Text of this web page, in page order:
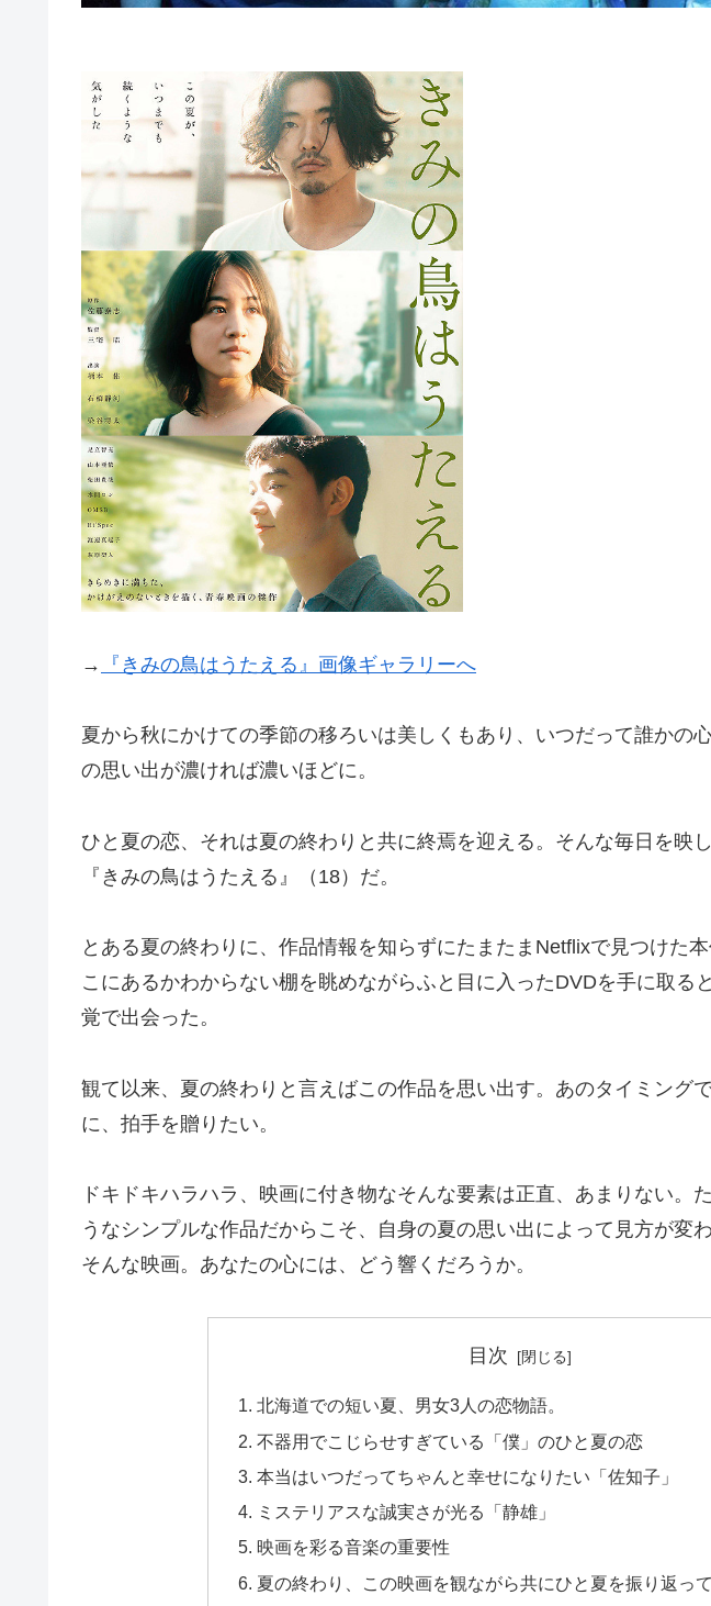
→ 『きみの鳥はうたえる』画像ギャラリーへ
夏から秋にかけての季節の移ろいは美しくもあり、いつだって誰かの
の思い出が濃ければ濃いほどに。
ひと夏の恋、それは夏の終わりと共に終焉を迎える。そんな毎日を映
『きみの鳥はうたえる』（18）だ。
とある夏の終わりに、作品情報を知らずにたまたまNetflixで見つけた
こにあるかわからない棚を眺めながらふと目に入ったDVDを手に取る
覚で出会った。
観て以来、夏の終わりと言えばこの作品を思い出す。あのタイミング
に、拍手を贈りたい。
ドキドキハラハラ、映画に付き物なそんな要素は正直、あまりない。
うなシンプルな作品だからこそ、自身の夏の思い出によって見方が変
そんな映画。あなたの心には、どう響くだろうか。
目次
北海道での短い夏、男女3人の恋物語。
不器用でこじらせすぎている「僕」のひと夏の恋
本当はいつだってちゃんと幸せになりたい「佐知子」
ミステリアスな誠実さが光る「静雄」
映画を彩る音楽の重要性
夏の終わり、この映画を観ながら共にひと夏を振り返っ